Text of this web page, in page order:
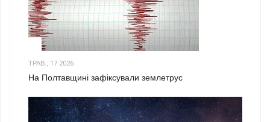
ТРАВ., 17 2026
На Полтавщині зафіксували землетрус